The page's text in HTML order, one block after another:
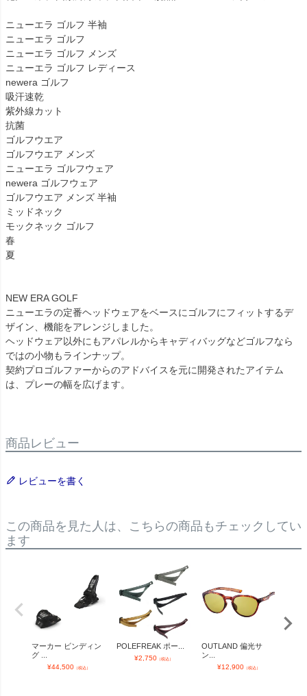
ニューエラ ゴルフ 半袖
ニューエラ ゴルフ
ニューエラ ゴルフ メンズ
ニューエラ ゴルフ レディース
newera ゴルフ
吸汗速乾
紫外線カット
抗菌
ゴルフウエア
ゴルフウエア メンズ
ニューエラ ゴルフウェア
newera ゴルフウェア
ゴルフウエア メンズ 半袖
ミッドネック
モックネック ゴルフ
春
夏
NEW ERA GOLF
ニューエラの定番ヘッドウェアをベースにゴルフにフィットするデ
ザイン、機能をアレンジしました。
ヘッドウェア以外にもアパレルからキャディバッグなどゴルフなら
ではの小物もラインナップ。
契約プロゴルファーからのアドバイスを元に開発されたアイテム
は、プレーの幅を広げます。
商品レビュー
レビューを書く
この商品を見た人は、こちらの商品もチェックしてい
ます
マーカー ビンディン
グ ...
¥44,500（税込）
POLEFREAK ポー...
¥2,750（税込）
OUTLAND 偏光サ
ン...
¥12,900（税込）